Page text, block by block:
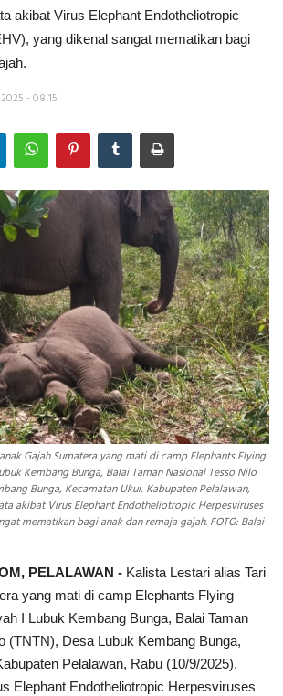
akibat Virus Elephant Endotheliotropic
yang dikenal sangat mematikan bagi
- 08:15
Gajah Sumatera yang mati di camp Elephants Flying
Kembang Bunga, Balai Taman Nasional Tesso Nilo
Bunga, Kecamatan Ukui, Kabupaten Pelalawan,
akibat Virus Elephant Endotheliotropic Herpesviruses
mematikan bagi anak dan remaja gajah. FOTO: Balai
PELALAWAN - Kalista Lestari alias Tari
yang mati di camp Elephants Flying
I Lubuk Kembang Bunga, Balai Taman
(TNTN), Desa Lubuk Kembang Bunga,
Pelalawan, Rabu (10/9/2025),
Elephant Endotheliotropic Herpesviruses